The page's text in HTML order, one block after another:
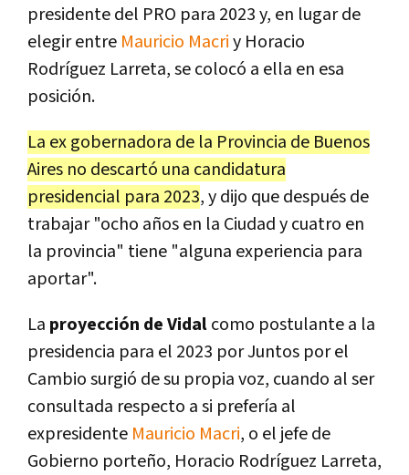
presidente del PRO para 2023 y, en lugar de
elegir entre Mauricio Macriy Horacio
Rodríguez Larreta, se colocó a ella en esa
posición.
La ex gobernadora de la Provincia de Buenos
Aires no descartó una candidatura
presidencial para 2023, y dijo que después de
trabajar "ocho años en la Ciudad y cuatro en
la provincia" tiene "alguna experiencia para
aportar".
La proyección de Vidalcomo postulante a la
presidencia para el 2023 por Juntos por el
Cambio surgió de su propia voz, cuando al ser
consultada respecto a si prefería al
expresidente Mauricio Macri, o el jefe de
Gobierno porteño, Horacio Rodríguez Larreta,